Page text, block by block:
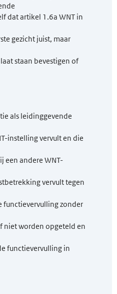
dat artikel 1.6a WNT in
gezicht juist, maar
staan bevestigen of
als leidinggevende
instelling vervult en die
een andere WNT-
vervult tegen
functievervulling zonder
niet worden opgeteld en
functievervulling in